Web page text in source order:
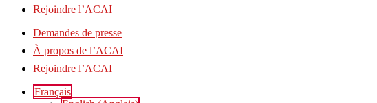
Rejoindre l’ACAI
Demandes de presse
À propos de l’ACAI
Rejoindre l’ACAI
Français